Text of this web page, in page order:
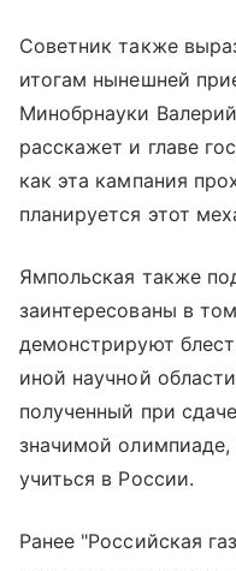
Советник также
итогам нынешней
Минобрнауки
расскажет и главе
как эта кампания
планируется этот
Ямпольская также
заинтересованы в
демонстрируют
иной научной
полученный при
значимой
учиться в России.
Ранее "Российская